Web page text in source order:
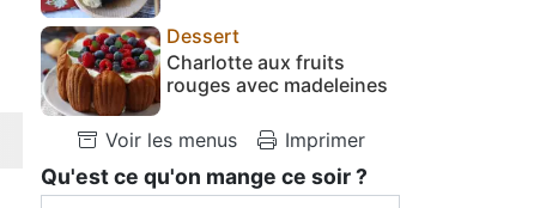
Dessert
Charlotte aux fruits
rouges avec madeleines
Voir les menus Imprimer
Qu'est ce qu'on mange ce soir ?